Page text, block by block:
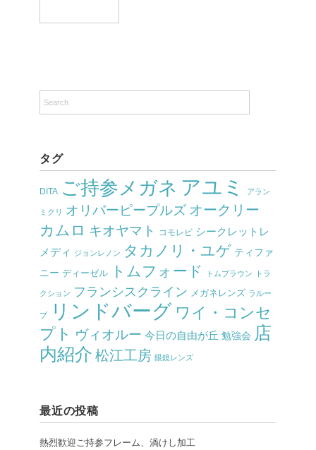
タグ
DITA ご持参メガネ アユミ アラン
ミクリ オリバーピープルズ オークリー
カムロ キオヤマト コモレビ シークレットレ
メディ
ジョンレノン タカノリ・ユゲ ティファ
ニー ディーゼル トムフォード トムブラウン トラ
クション フランシスクライン メガネレンズ ラルー
プ リンドバーグ ワイ・コンセ
プト ヴィオルー 今日の自由が丘 勉強会 店
内紹介 松江工房 眼鏡レンズ
最近の投稿
熱烈歓迎ご持参フレーム、渦けし加工